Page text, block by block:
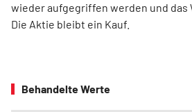
wieder aufgegriffen werden und das
Die Aktie bleibt ein Kauf.
Behandelte Werte